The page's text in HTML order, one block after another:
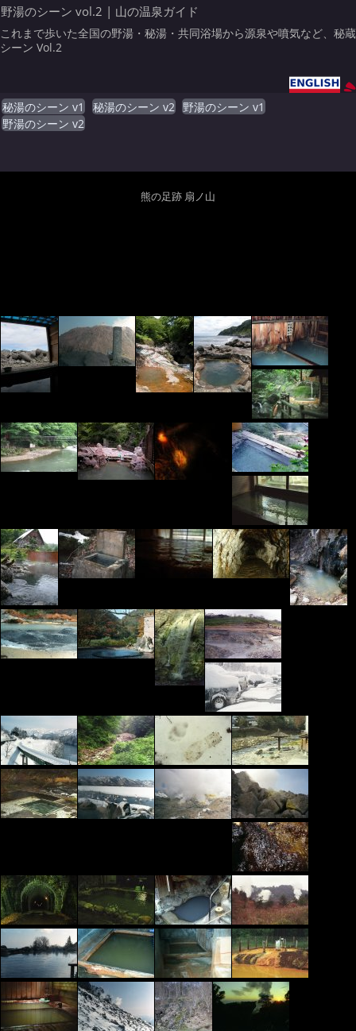
野湯のシーン vol.2 | 山の温泉ガイド
これまで歩いた全国の野湯・秘湯・共同浴場から源泉や噴気など、秘蔵
シーン Vol.2
秘湯のシーン v1 秘湯のシーン v2
野湯のシーン v1
野湯のシーン v2
熊の足跡 扇ノ山